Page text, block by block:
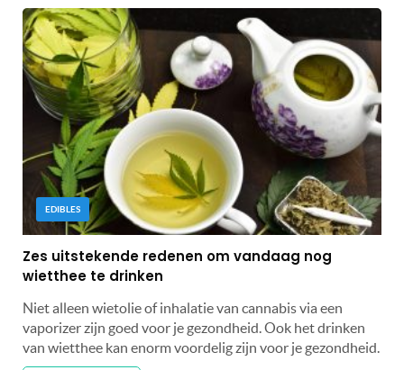
EDIBLES
Zes uitstekende redenen om vandaag nog
wietthee te drinken
Niet alleen wietolie of inhalatie van cannabis via een
vaporizer zijn goed voor je gezondheid. Ook het drinken
van wietthee kan enorm voordelig zijn voor je gezondheid.